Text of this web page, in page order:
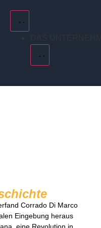
Corrado Di Marco
Eingebung heraus